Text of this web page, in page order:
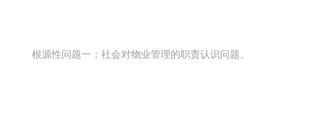
根源性问题一：社会对物业管理的职责认识问题。